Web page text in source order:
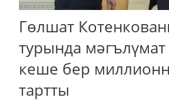
Гөлшат
турында
кеше бер
тартты